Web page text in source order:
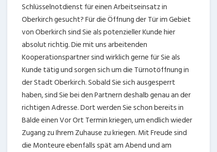
Schlüsselnotdienst für einen Arbeitseinsatz in
Oberkirch gesucht? Für die Öffnung der Tür im Gebiet
von Oberkirch sind Sie als potenzieller Kunde hier
absolut richtig. Die mit uns arbeitenden
Kooperationspartner sind wirklich gerne für Sie als
Kunde tätig und sorgen sich um die Türnotöffnung in
der Stadt Oberkirch. Sobald Sie sich ausgesperrt
haben, sind Sie bei den Partnern deshalb genau an der
richtigen Adresse. Dort werden Sie schon bereits in
Bälde einen Vor Ort Termin kriegen, um endlich wieder
Zugang zu Ihrem Zuhause zu kriegen. Mit Freude sind
die Monteure ebenfalls spät am Abend und am